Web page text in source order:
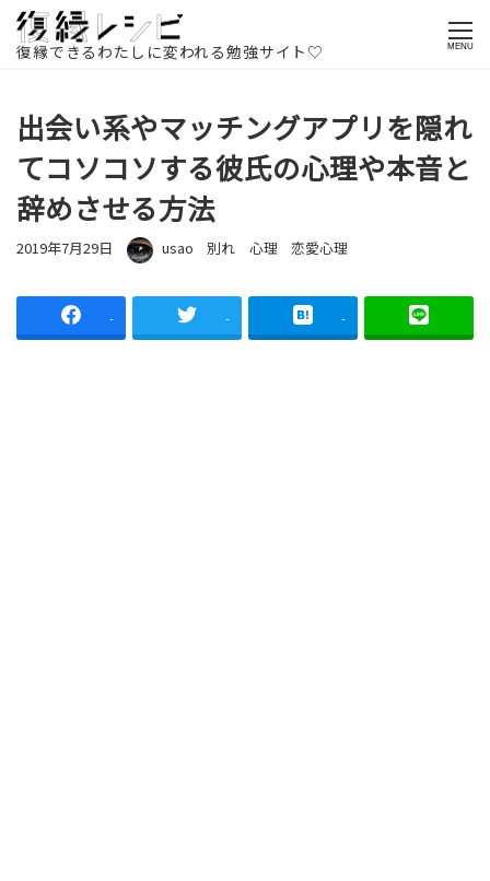
復縁できるわたしに変われる勉強サイト♡ MENU
ホームページ 記事一覧
出会い系やマッチングアプリを
隠れてコソコソする彼氏の心理や本音と辞めさせる方法
出会い系やマッチングアプリを隠れ
てコソコソする彼氏の心理や本音と
辞めさせる方法
投稿日
2019年7月29日 著者 usao カテゴリー
別れ カテゴリー
心理 カテゴリー
恋愛心理
- - -